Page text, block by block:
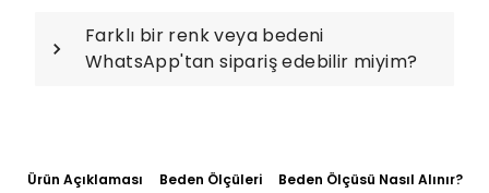
Farklı bir renk veya bedeni
WhatsApp'tan sipariş edebilir miyim?
Ürün Açıklaması Beden Ölçüleri Beden Ölçüsü Nasıl Alınır?